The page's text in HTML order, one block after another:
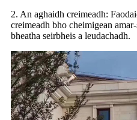
2. An aghaidh creimeadh:
creimeadh bho cheimigean
bheatha seirbheis a leudachadh.